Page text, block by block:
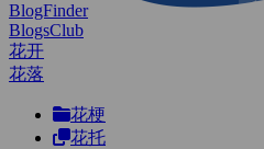
BlogFinder
BlogsClub
花开
花落
花梗
花托